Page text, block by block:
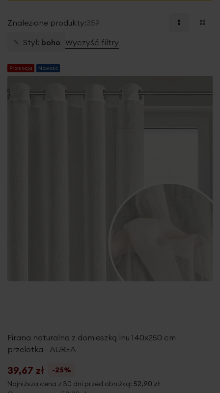
Znalezione produkty:359
Styl boho Wyczyść filtry
Promocja Nowość
Firana naturalna z domieszką lnu 140x250 cm
przelotka - AUREA
39,67 zł
-25%
Najniższa cena z 30 dni przed obniżką: 52,90 zł